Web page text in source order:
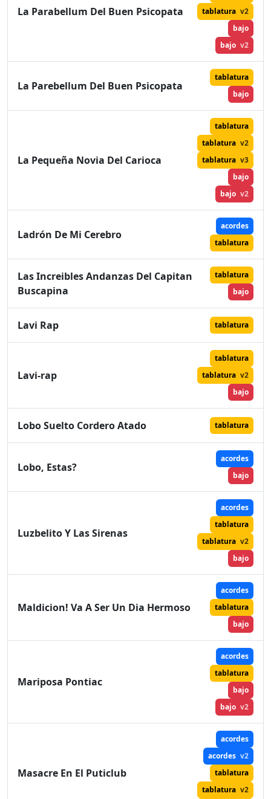
La Parabellum Del Buen Psicopata
tablatura v2
bajo
bajo v2
La Parebellum Del Buen Psicopata
tablatura
bajo
La Pequeña Novia Del Carioca
tablatura
tablatura v2
tablatura v3
bajo
bajo v2
Ladrón De Mi Cerebro
acordes
tablatura
Las Increibles Andanzas Del Capitan
Buscapina
tablatura
bajo
Lavi Rap tablatura
Lavi-rap
tablatura
tablatura v2
bajo
Lobo Suelto Cordero Atado tablatura
Lobo, Estas?
acordes
bajo
Luzbelito Y Las Sirenas
acordes
tablatura
tablatura v2
bajo
Maldicion! Va A Ser Un Dia Hermoso
acordes
tablatura
bajo
Mariposa Pontiac
acordes
tablatura
bajo
bajo v2
Masacre En El Puticlub
acordes
acordes v2
tablatura
tablatura v2